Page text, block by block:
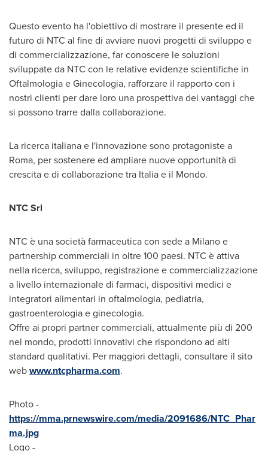
Questo evento ha l'obiettivo di mostrare il presente ed il
futuro di NTC al fine di avviare nuovi progetti di sviluppo e
di commercializzazione, far conoscere le soluzioni
sviluppate da NTC con le relative evidenze scientifiche in
Oftalmologia e Ginecologia, rafforzare il rapporto con i
nostri clienti per dare loro una prospettiva dei vantaggi che
si possono trarre dalla collaborazione.
La ricerca italiana e l'innovazione sono protagoniste a
Roma, per sostenere ed ampliare nuove opportunità di
crescita e di collaborazione tra Italia e il Mondo.
NTC Srl
NTC è una società farmaceutica con sede a Milanoe
partnership commerciali in oltre 100 paesi. NTC è attiva
nella ricerca, sviluppo, registrazione e commercializzazione
a livello internazionale di farmaci, dispositivi medici e
integratori alimentari in oftalmologia, pediatria,
gastroenterologia e ginecologia.
Offre ai propri partner commerciali, attualmente più di 200
nel mondo, prodotti innovativi che rispondono ad alti
standard qualitativi. Per maggiori dettagli, consultare il sito
webwww.ntcpharma.com.
Photo -
https://mma.prnewswire.com/media/2091686/NTC_Phar
ma.jpg
Logo -